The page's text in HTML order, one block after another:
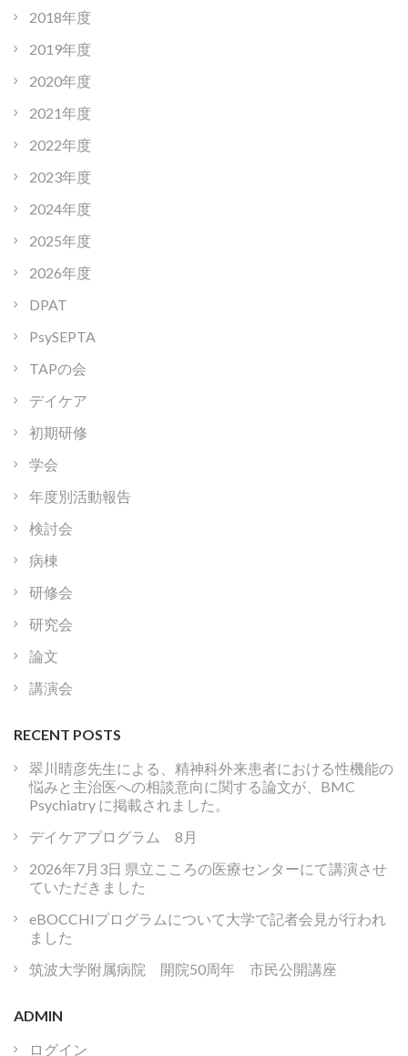
2018年度
2019年度
2020年度
2021年度
2022年度
2023年度
2024年度
2025年度
2026年度
DPAT
PsySEPTA
TAPの会
デイケア
初期研修
学会
年度別活動報告
検討会
病棟
研修会
研究会
論文
講演会
RECENT POSTS
翠川晴彦先生による、精神科外来患者における性機能の
悩みと主治医への相談意向に関する論文が、BMC
Psychiatry に掲載されました。
デイケアプログラム 8月
2026年7月3日 県立こころの医療センターにて講演させ
ていただきました
eBOCCHIプログラムについて大学で記者会見が行われ
ました
筑波大学附属病院 開院50周年 市民公開講座
ADMIN
ログイン